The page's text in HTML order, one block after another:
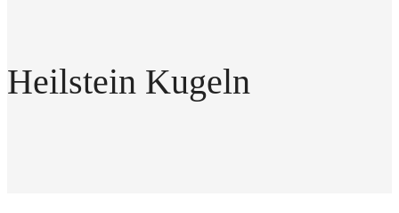
Heilstein Kugeln